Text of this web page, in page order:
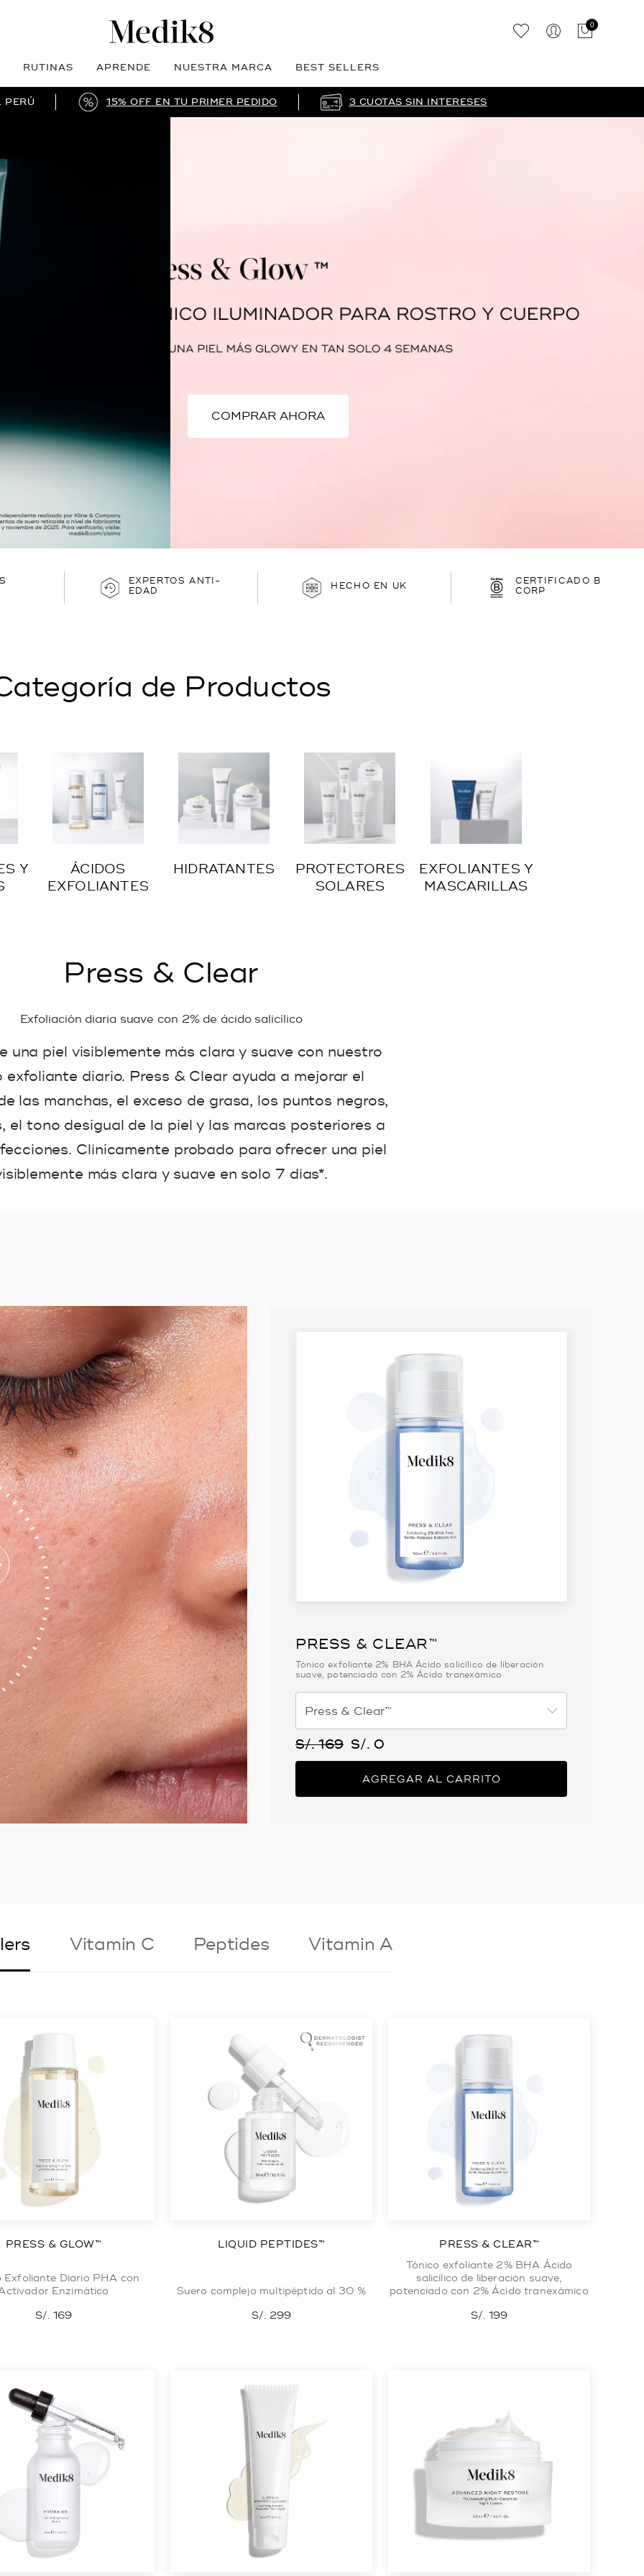
0
RUTINAS APRENDE NUESTRA MARCA BEST SELLERS
PERÚ 15% OFF EN TU PRIMER PEDIDO 3 CUOTAS SIN INTERESES
EXPERTOS ANTI-
EDAD
HECHO EN UK
CERTIFICADO B
CORP
de Productos
Y
ÁCIDOS
EXFOLIANTES
HIDRATANTES
PROTECTORES
SOLARES
EXFOLIANTES Y
MASCARILLAS
Press & Clear
Exfoliación diaria suave con 2% de ácido salicílico
una piel visiblemente más clara y suave con nuestro
exfoliante diario. Press & Clear ayuda a mejorar el
las manchas, el exceso de grasa, los puntos negros,
el tono desigual de la piel y las marcas posteriores a
Clínicamente probado para ofrecer una piel
más clara y suave en solo 7 días*.
UTILIZANDO CRYSTAL RETINAL 6
PRESS & CLEAR™
Tónico exfoliante 2% BHA Ácido salicílico de liberación
suave, potenciado con 2% Ácido tranexámico
S/. 169 S/. 0
AGREGAR AL CARRITO
Vitamin C Peptides Vitamin A
PRESS & GLOW™
Exfoliante Diario PHA con
Enzimático
S/. 169
LIQUID PEPTIDES™
Suero complejo multipéptido al 30 %
S/. 299
PRESS & CLEAR™
Tónico exfoliante 2% BHA Ácido
salicílico de liberación suave,
potenciado con 2% Ácido tranexámico
S/. 199